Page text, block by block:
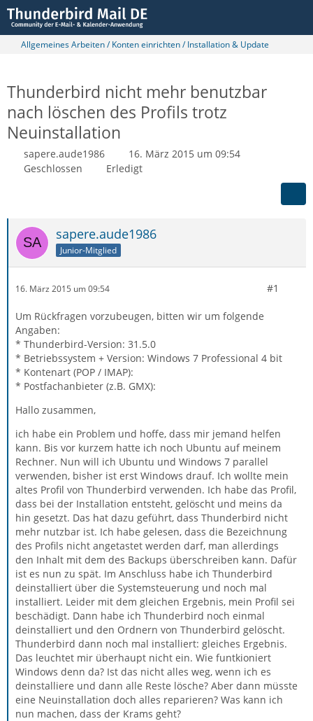
Allgemeines Arbeiten / Konten einrichten / Installation & Update
Thunderbird nicht mehr benutzbar
nach löschen des Profils trotz
Neuinstallation
sapere.aude1986
16. März 2015 um 09:54
Geschlossen
Erledigt
sapere.aude1986
Junior-Mitglied
16. März 2015 um 09:54 #1
Um Rückfragen vorzubeugen, bitten wir um folgende
Angaben:
* Thunderbird-Version: 31.5.0
* Betriebssystem + Version: Windows 7 Professional 4 bit
* Kontenart (POP / IMAP):
* Postfachanbieter (z.B. GMX):
Hallo zusammen,
ich habe ein Problem und hoffe, dass mir jemand helfen
kann. Bis vor kurzem hatte ich noch Ubuntu auf meinem
Rechner. Nun will ich Ubuntu und Windows 7 parallel
verwenden, bisher ist erst Windows drauf. Ich wollte mein
altes Profil von Thunderbird verwenden. Ich habe das Profil,
dass bei der Installation entsteht, gelöscht und meins da
hin gesetzt. Das hat dazu geführt, dass Thunderbird nicht
mehr nutzbar ist. Ich habe gelesen, dass die Bezeichnung
des Profils nicht angetastet werden darf, man allerdings
den Inhalt mit dem des Backups überschreiben kann. Dafür
ist es nun zu spät. Im Anschluss habe ich Thunderbird
deinstalliert über die Systemsteuerung und noch mal
installiert. Leider mit dem gleichen Ergebnis, mein Profil sei
beschädigt. Dann habe ich Thunderbird noch einmal
deinstalliert und den Ordnern von Thunderbird gelöscht.
Thunderbird dann noch mal installiert: gleiches Ergebnis.
Das leuchtet mir überhaupt nicht ein. Wie funtkioniert
Windows denn da? Ist das nicht alles weg, wenn ich es
deinstalliere und dann alle Reste lösche? Aber dann müsste
eine Neuinstallation doch alles reparieren? Was kann ich
nun machen, dass der Krams geht?